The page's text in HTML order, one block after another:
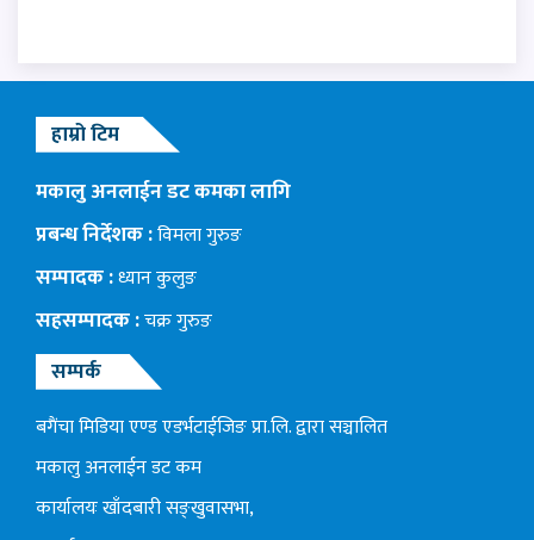
हाम्रो टिम
मकालु अनलाईन डट कमका लागि
प्रबन्ध निर्देशक :विमला गुरुङ
सम्पादक :ध्यान कुलुङ
सहसम्पादक :चक्र गुरुङ
सम्पर्क
बगैंचा मिडिया एण्ड एडर्भटाईजिङ प्रा.लि. द्वारा सञ्चालित
मकालु अनलाईन डट कम
कार्यालयः खाँदबारी सङ्खुवासभा,